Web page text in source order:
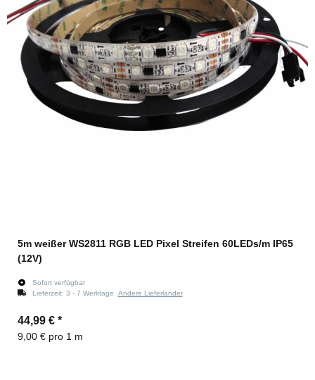
5m weißer WS2811 RGB LED Pixel Streifen 60LEDs/m IP65
(12V)
Sofort verfügbar
Lieferzeit: 3 - 7 Werktage Andere Lieferländer
44,99 € *
9,00 € pro 1 m